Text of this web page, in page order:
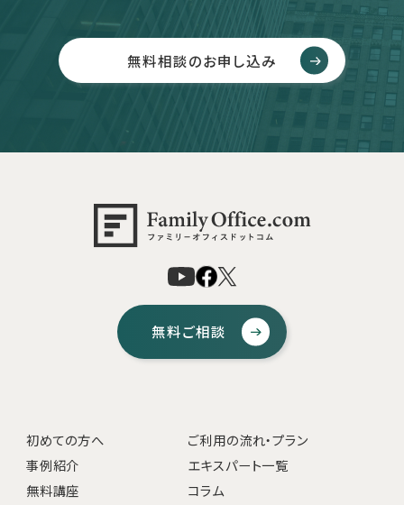
無料相談のお申し込み
無料ご相談
初めての方へ
ご利用の流れ・プラン
事例紹介
エキスパート一覧
無料講座
コラム